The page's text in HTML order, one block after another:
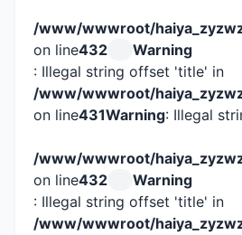
/www/wwwroot/
on line432
Warning
: Illegal string offset 'title' in
/www/wwwroot/
on line431Warning: Illegal
/www/wwwroot/
on line432
Warning
: Illegal string offset 'title' in
/www/wwwroot/